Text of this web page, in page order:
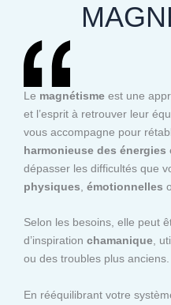
Le magnétisme est une
et l’esprit à retrouver leur
vous accompagne pour
harmonieuse des énergies
dépasser les difficultés que
physiques émotionnelles
Selon les besoins, elle peut
d’inspiration chamanique,
ou des troubles plus anciens.
En rééquilibrant votre